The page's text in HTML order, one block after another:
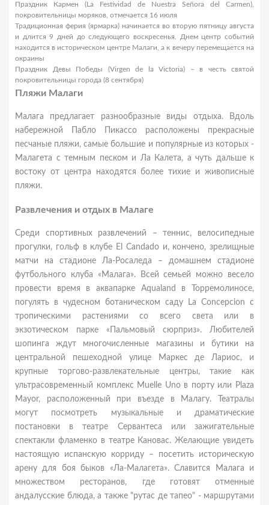
Праздник Кармен (La Festividad de Nuestra Señora del Carmen),
покровительницы моряков, отмечается 16 июля
Традиционная ферия (ярмарка) начинается во вторую пятницу августа
и длится 9 дней до следующего воскресенья. Днем центр событий
находится в историческом центре Малаги, а к вечеру перемещается на
окраины
Праздник Девы Победы (Virgen de la Victoria) – в честь святой
покровительницы города (8 сентября)
Пляжи Малаги
Малага предлагает разнообразные виды отдыха. Вдоль
набережной Пабло Пикассо расположены прекрасные
песчаные пляжи, самые большие и популярные из которых -
Малагета с темным песком и Ла Калета, а чуть дальше к
востоку от центра находятся более тихие и живописные
пляжи.
Развлечения и отдых в Малаге
Среди спортивных развлечений – теннис, велосипедные
прогулки, гольф в клубе El Candado и, кончено, зрелищные
матчи на стадионе Ла-Росаледа – домашнем стадионе
футбольного клуба «Малага». Всей семьей можно весело
провести время в аквапарке Aqualand в Торремолиносе,
погулять в чудесном ботаническом саду La Concepcion с
тропическими растениями со всего света или в
экзотическом парке «Пальмовый сюрприз». Любителей
шопинга ждут многочисленные магазины и бутики на
центральной пешеходной улице Маркес де Лариос, и
крупные торгово-развлекательные центры, такие как
ультрасовременный комплекс Muelle Uno в порту или Plaza
Mayor, расположенный при въезде в Малагу. Театралы
могут посмотреть музыкальные и драматические
постановки в театре Сервантеса или зажигательные
спектакли фламенко в театре Кановас. Желающие увидеть
настоящую испанскую корриду – посетить историческую
арену для боя быков «Ла-Малагета». Славится Малага и
множеством ресторанов, где готовят отменные
андалусские блюда, а также "рутас де тапео" - маршрутами